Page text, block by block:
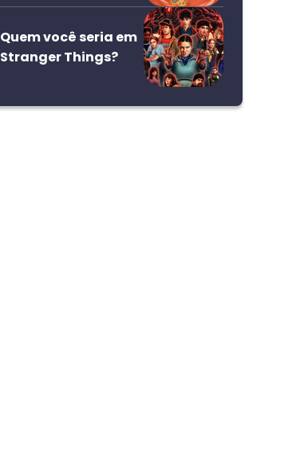
Quem você seria em
Stranger Things?